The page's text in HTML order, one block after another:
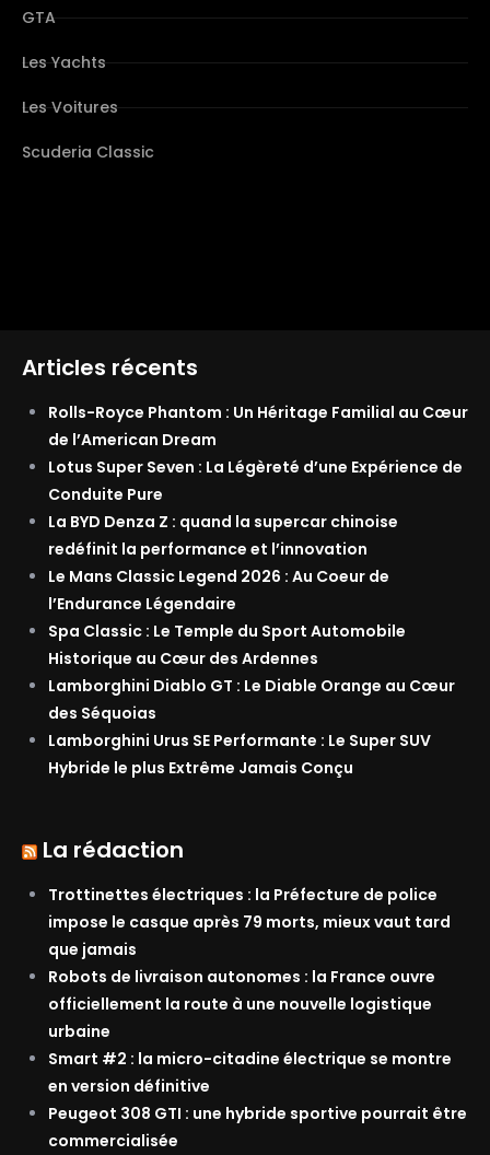
GTA
Les Yachts
Les Voitures
Scuderia Classic
Articles récents
Rolls-Royce Phantom : Un Héritage Familial au Cœur
de l’American Dream
Lotus Super Seven : La Légèreté d’une Expérience de
Conduite Pure
La BYD Denza Z : quand la supercar chinoise
redéfinit la performance et l’innovation
Le Mans Classic Legend 2026 : Au Coeur de
l’Endurance Légendaire
Spa Classic : Le Temple du Sport Automobile
Historique au Cœur des Ardennes
Lamborghini Diablo GT : Le Diable Orange au Cœur
des Séquoias
Lamborghini Urus SE Performante : Le Super SUV
Hybride le plus Extrême Jamais Conçu
La rédaction
Trottinettes électriques : la Préfecture de police
impose le casque après 79 morts, mieux vaut tard
que jamais
Robots de livraison autonomes : la France ouvre
officiellement la route à une nouvelle logistique
urbaine
Smart #2 : la micro-citadine électrique se montre
en version définitive
Peugeot 308 GTI : une hybride sportive pourrait être
commercialisée